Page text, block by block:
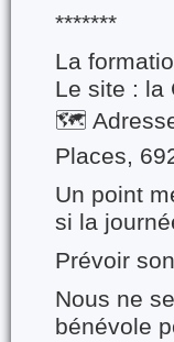
*******
La
Le site : la
🗺️ Adresse
Places,
Un point
si la
Prévoir
Nous ne
bénévole